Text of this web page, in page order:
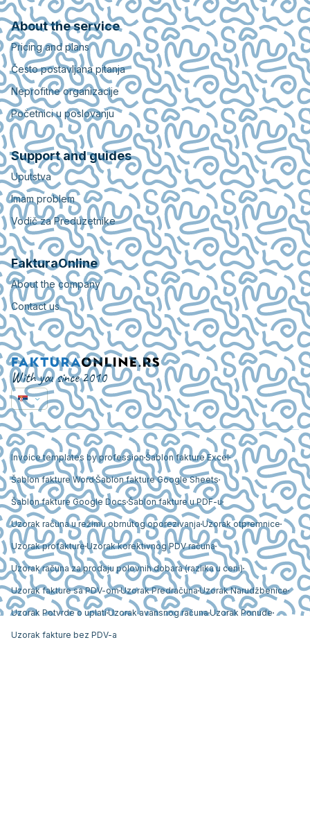
About the service
Pricing and plans
Često postavljana pitanja
Neprofitne organizacije
Početnici u poslovanju
Support and guides
Uputstva
Imam problem
Vodič za Preduzetnike
FakturaOnline
About the company
Contact us
With you since 2010
Invoice templates by profession Šablon fakture Excel
Šablon fakture WordŠablon fakture Google Sheets
Šablon fakture Google Docs Šablon fakture u PDF-u
Uzorak računa u režimu obrnutog oporezivanja Uzorak otpremnice
Uzorak profakture Uzorak korektivnog PDV računa
Uzorak računa za prodaju polovnih dobara (razlika u ceni)
Uzorak fakture sa PDV-omUzorak PredračunaUzorak Narudžbenice
Uzorak Potvrde o uplatiUzorak avansnog računaUzorak Ponude
Uzorak fakture bez PDV-a